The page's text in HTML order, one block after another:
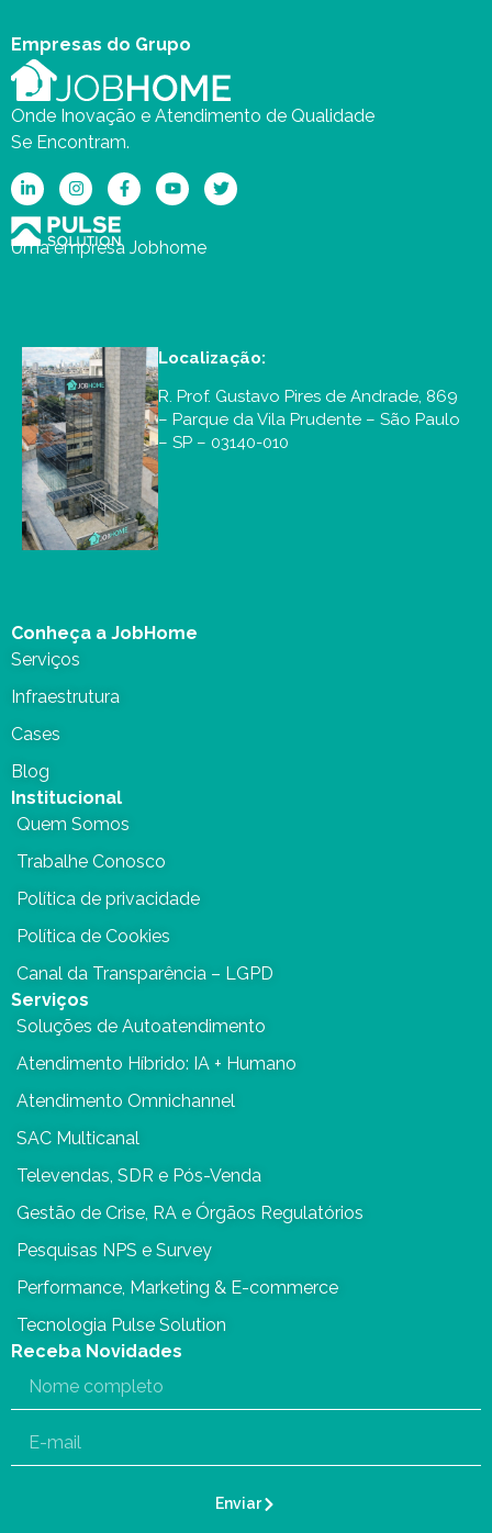
Empresas do Grupo
Onde Inovação e Atendimento de Qualidade
Se Encontram.
Uma empresa Jobhome
Localização:
R. Prof. Gustavo Pires de Andrade, 869
– Parque da Vila Prudente – São Paulo
– SP – 03140-010
Conheça a JobHome
Serviços
Infraestrutura
Cases
Blog
Institucional
Quem Somos
Trabalhe Conosco
Política de privacidade
Política de Cookies
Canal da Transparência – LGPD
Serviços
Soluções de Autoatendimento
Atendimento Híbrido: IA + Humano
Atendimento Omnichannel
SAC Multicanal
Televendas, SDR e Pós-Venda
Gestão de Crise, RA e Órgãos Regulatórios
Pesquisas NPS e Survey
Performance, Marketing & E-commerce
Tecnologia Pulse Solution
Receba Novidades
Enviar